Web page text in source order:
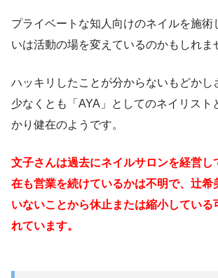
プライベートな知人向けのネイルを施術
いは活動の場を変えているのかもしれま
ハッキリしたことが分からないもどかし
少なくとも「AYA」としてのネイリスト
かり健在のようです。
文子さんは過去にネイルサロンを経営し
在も営業を続けているかは不明で、辻希
いないことから休止または縮小している
れています。